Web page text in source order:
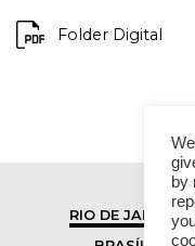
Folder Digital
RIO DE JANEIRO
by